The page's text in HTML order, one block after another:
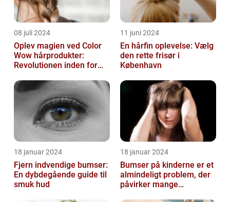
08 juli 2024
Oplev magien ved Color
Wow hårprodukter:
Revolutionen inden for
11 juni 2024
En hårfin oplevelse: Vælg
den rette frisør i
København
18 januar 2024
Fjern indvendige bumser:
En dybdegående guide til
smuk hud
18 januar 2024
Bumser på kinderne er et
almindeligt problem, der
påvirker mange